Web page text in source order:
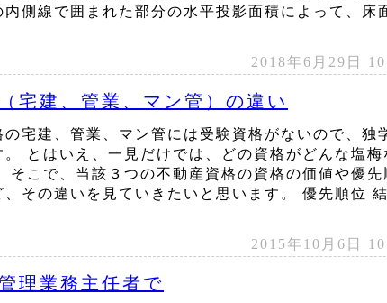
側線で囲まれた部分の水平投影面積によって、床
2018年6月29日
宅建、管業、マン管）の違い
宅建、管業、マン管には受験資格がないので、独
。 とはいえ、一見だけでは、どの資格がどんな塩梅
そこで、当該３つの不動産資格の資格の価値や優先
、その違いを見ていきたいと思います。 優先順位
2015年10月6日
理業務主任者で